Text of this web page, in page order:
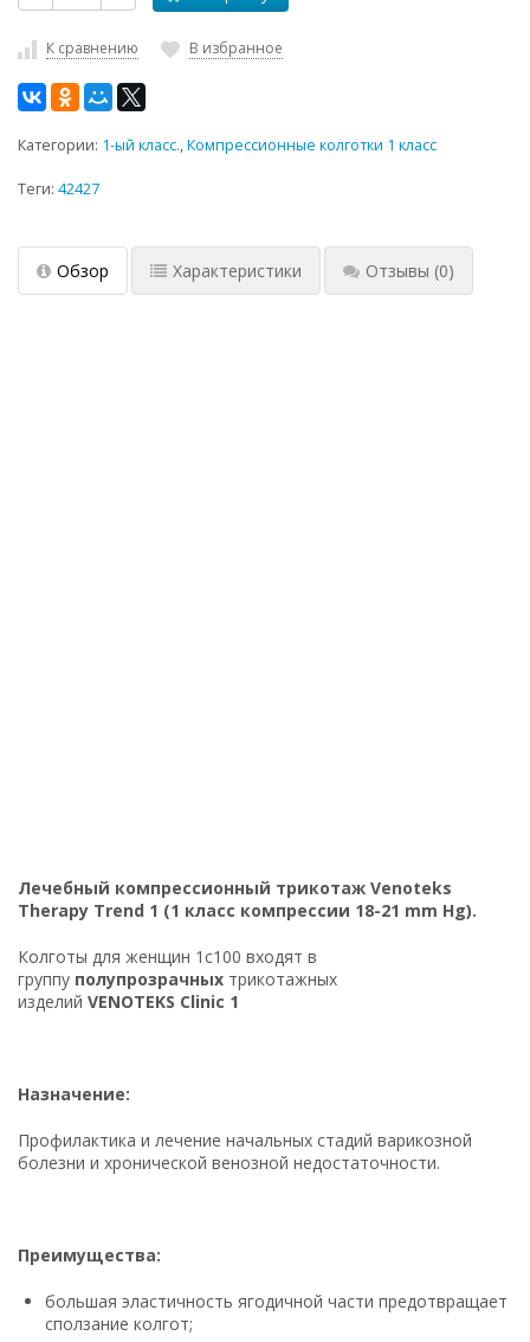
К сравнению В избранное
Категории: 1-ый класс.,Компрессионные колготки 1 класс
Теги: 42427
Обзор Характеристики Отзывы (0)
Лечебный компрессионный трикотаж Venoteks
Therapy Trend 1 (1 класс компрессии 18-21 mm Hg).
Колготы для женщин 1с100 входят в
группу полупрозрачных трикотажных
изделий VENOTEKS Clinic 1
Назначение:
Профилактика и лечение начальных стадий варикозной
болезни и хронической венозной недостаточности.
Преимущества:
большая эластичность ягодичной части предотвращает
сползание колгот;